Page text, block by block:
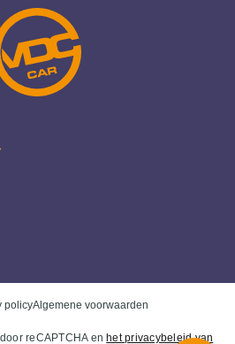
policyAlgemene voorwaarden
reCAPTCHA en het privacybeleid van